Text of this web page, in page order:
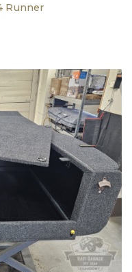
Runner